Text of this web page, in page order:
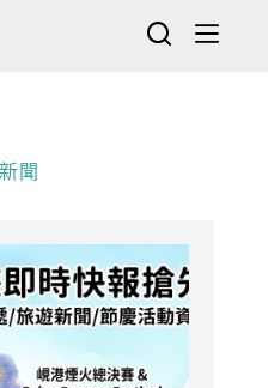
聞